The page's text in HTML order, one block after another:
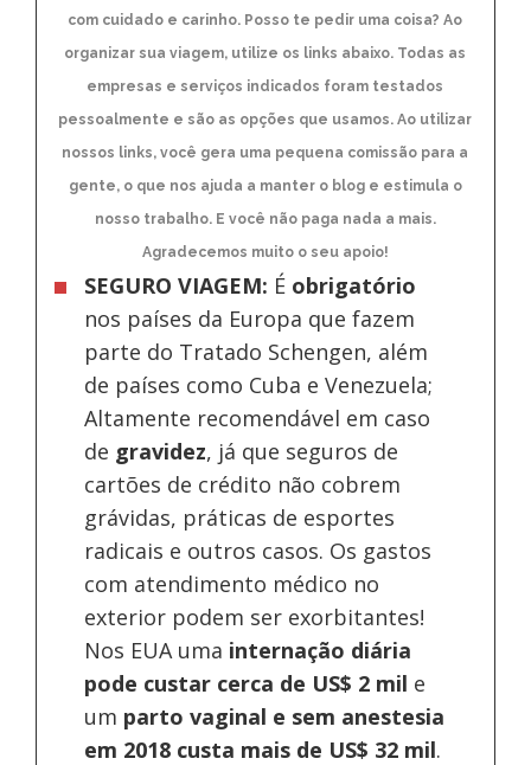
com cuidado e carinho. Posso te pedir uma coisa? Ao
organizar sua viagem, utilize os links abaixo. Todas as
empresas e serviços indicados foram testados
pessoalmente e são as opções que usamos. Ao utilizar
nossos links, você gera uma pequena comissão para a
gente, o que nos ajuda a manter o blog e estimula o
nosso trabalho. E você não paga nada a mais.
Agradecemos muito o seu apoio!
SEGURO VIAGEM: É obrigatório
nos países da Europa que fazem
parte do Tratado Schengen, além
de países como Cuba e Venezuela;
Altamente recomendável em caso
de gravidez, já que seguros de
cartões de crédito não cobrem
grávidas, práticas de esportes
radicais e outros casos. Os gastos
com atendimento médico no
exterior podem ser exorbitantes!
Nos EUA uma internação diária
pode custar cerca de US$ 2 mil e
um parto vaginal e sem anestesia
em 2018 custa mais de US$ 32 mil.